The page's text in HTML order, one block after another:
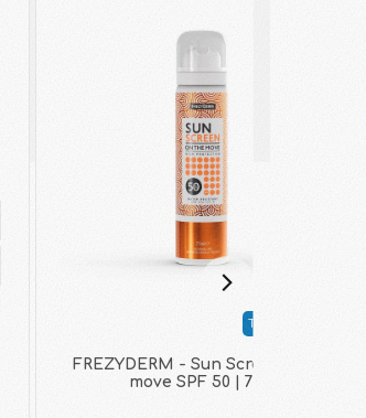
Top Seller
FREZYDERM - Sun Screen on the
move SPF 50 | 75ml